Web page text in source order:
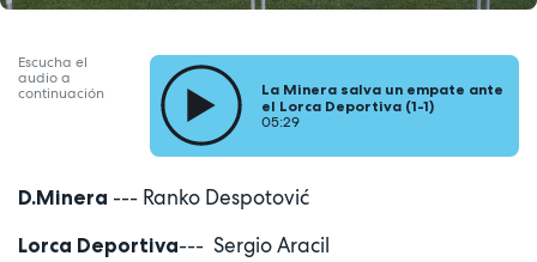
Escucha el
audio a
continuación
La Minera salva un empate ante
el Lorca Deportiva (1-1)
05:29
D.Minera --- Ranko Despotović
Lorca Deportiva--- Sergio Aracil